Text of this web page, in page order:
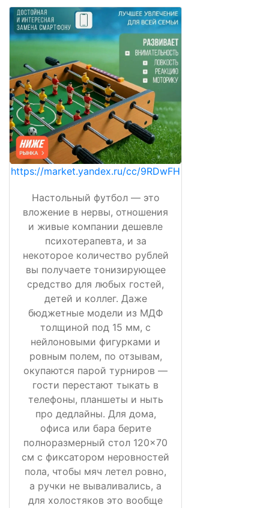
https://market.yandex.ru/cc/9RDwFH
Настольный футбол — это
вложение в нервы, отношения
и живые компании дешевле
психотерапевта, и за
некоторое количество рублей
вы получаете тонизирующее
средство для любых гостей,
детей и коллег. Даже
бюджетные модели из МДФ
толщиной под 15 мм, с
нейлоновыми фигурками и
ровным полем, по отзывам,
окупаются парой турниров —
гости перестают тыкать в
телефоны, планшеты и ныть
про дедлайны. Для дома,
офиса или бара берите
полноразмерный стол 120×70
см с фиксатором неровностей
пола, чтобы мяч летел ровно,
а ручки не вываливались, а
для холостяков это вообще